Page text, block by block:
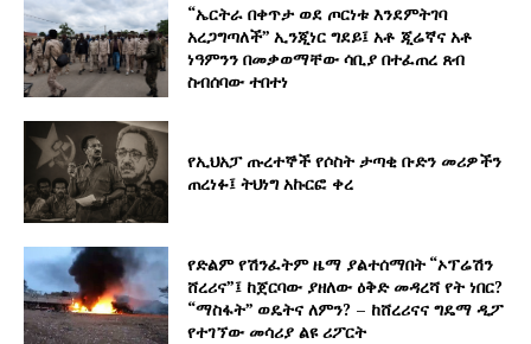
“ኤርትራ በቀጥታ ወደ ጦርነቱ እንደምትገባ
አረጋግጣለች” ኢንጂነር ግደይ፤ አቶ ጂሬኛና አቶ
ነዓምንን በመቃወማቸው ሳቢያ በተፈጠረ ጸብ
ስብሰባው ተበተነ
የኢህአፓ ጡረተኞች የሶስት ታጣቂ ቡድን መሪዎችን
ጠረነፉ፤ ትህነግ አኩርፎ ቀረ
የድልም የሽንፈትም ዜማ ያልተሰማበት “ኦፕሬሽን
ሸረሪና”፤ ከጀርባው ያዘለው ዕቅድ መዳረሻ የት ነበር?
“ማስፋት” ወዴትና ለምን? – ከሸረሪናና ግዴማ ዲፖ
የተገኘው መሳሪያ ልዩ ሪፖርት